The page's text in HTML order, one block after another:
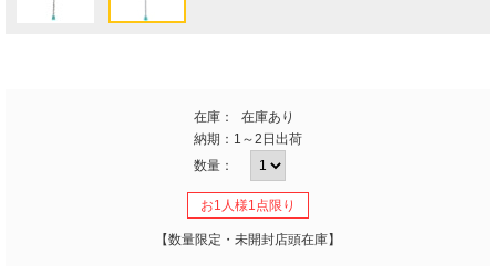
在庫：
在庫あり
納期： 1～2日出荷
数量：
お1人様1点限り
【数量限定・未開封店頭在庫】